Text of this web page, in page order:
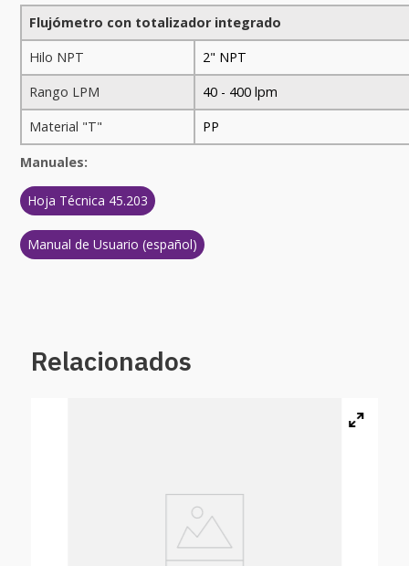
Flujómetro con totalizador integrado
Hilo NPT
2" NPT
Rango LPM
40 - 400 lpm
Material "T"
PP
Manuales:
Hoja Técnica 45.203
Manual de Usuario (español)
Relacionados